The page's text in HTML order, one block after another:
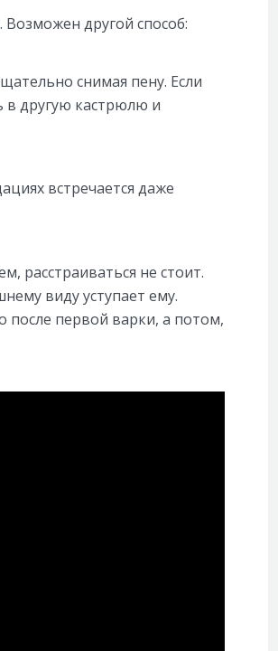
Возможен другой способ:
снимая пену. Если
в другую кастрюлю и
встречается даже
расстраиваться не стоит.
виду уступает ему.
после первой варки, а потом,